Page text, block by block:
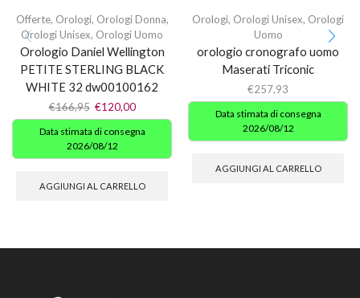
Offerte, Orologi, Orologi Donna,
Orologi Unisex, Orologi Uomo
Orologio Daniel Wellington
PETITE STERLING BLACK
WHITE 32 dw00100162
€166,95 €120,00
Data stimata di consegna
2026/08/12
AGGIUNGI AL CARRELLO
Orologi, Orologi Unisex, Orologi
Uomo
orologio cronografo uomo
Maserati Triconic
€257,93
Data stimata di consegna
2026/08/12
AGGIUNGI AL CARRELLO